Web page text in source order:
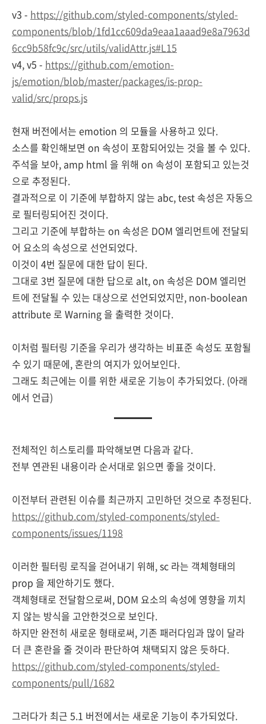
v3 - https://github.com/styled-components/styled-
components/blob/1fd1cc609da9eaa1aaad9e8a7963d
6cc9b58fc9c/src/utils/validAttr.js#L15
v4, v5 - https://github.com/emotion-
js/emotion/blob/master/packages/is-prop-
valid/src/props.js
현재 버전에서는 emotion 의 모듈을 사용하고 있다.
소스를 확인해보면 on 속성이 포함되어있는 것을 볼 수 있다.
주석을 보아, amp html 을 위해 on 속성이 포함되고 있는것
으로 추정된다.
결과적으로 이 기준에 부합하지 않는 abc, test 속성은 자동으
로 필터링되어진 것이다.
그리고 기준에 부합하는 on 속성은 DOM 엘리먼트에 전달되
어 요소의 속성으로 선언되었다.
이것이 4번 질문에 대한 답이 된다.
그대로 3번 질문에 대한 답으로 alt, on 속성은 DOM 엘리먼
트에 전달될 수 있는 대상으로 선언되었지만, non-boolean
attribute 로 Warning 을 출력한 것이다.
이처럼 필터링 기준을 우리가 생각하는 비표준 속성도 포함될
수 있기 때문에, 혼란의 여지가 있어보인다.
그래도 최근에는 이를 위한 새로운 기능이 추가되었다. (아래
에서 언급)
전체적인 히스토리를 파악해보면 다음과 같다.
전부 연관된 내용이라 순서대로 읽으면 좋을 것이다.
이전부터 관련된 이슈를 최근까지 고민하던 것으로 추정된다.
https://github.com/styled-components/styled-
components/issues/1198
이러한 필터링 로직을 걷어내기 위해, sc 라는 객체형태의
prop 을 제안하기도 했다.
객체형태로 전달함으로써, DOM 요소의 속성에 영향을 끼치
지 않는 방식을 고안한것으로 보인다.
하지만 완전히 새로운 형태로써, 기존 패러다임과 많이 달라
더 큰 혼란을 줄 것이라 판단하여 채택되지 않은 듯하다.
https://github.com/styled-components/styled-
components/pull/1682
그러다가 최근 5.1 버전에서는 새로운 기능이 추가되었다.